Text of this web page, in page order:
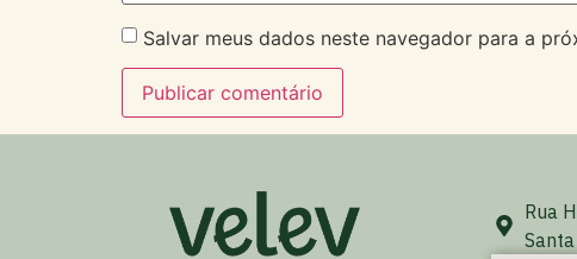
Salvar meus dados neste navegador para a
Rua